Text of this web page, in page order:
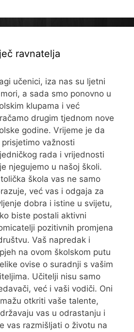
ravnatelja
učenici, iza nas su ljetni
a sada smo ponovno u
klupama i već
drugim tjednom nove
godine. Vrijeme je da
prisjetimo važnosti
rada i vrijednosti
njegujemo u našoj školi.
škola vas ne samo
već vas i odgaja za
dobra i istine u svijetu,
biste postali aktivni
pozitivnih promjena
Vaš napredak i
na ovom školskom putu
ovise o suradnji s vašim
Učitelji nisu samo
već i vaši vodiči. Oni
otkriti vaše talente,
vas u odrastanju i
vas razmišljati o životu na